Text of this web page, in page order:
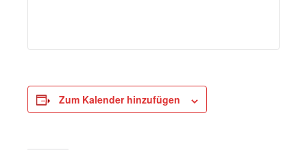
Zum Kalender hinzufügen